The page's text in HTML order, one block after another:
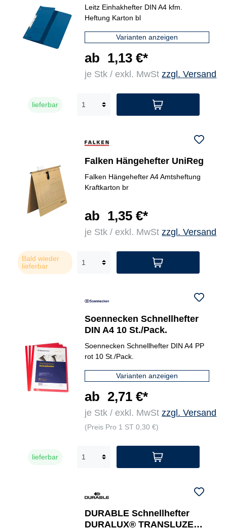
Leitz Einhakhefter DIN A4 kfm.
Heftung Karton bl
Varianten anzeigen
ab 1,13 €*
je Stk / exkl. MwStzzgl. Versand
lieferbar
Falken Hängehefter UniReg
Falken Hängehefter A4 Amtsheftung
Kraftkarton br
ab 1,35 €*
je Stk / exkl. MwStzzgl. Versand
Bald wieder
lieferbar
Soennecken Schnellhefter
DIN A4 10 St./Pack.
Soennecken Schnellhefter DIN A4 PP
rot 10 St./Pack.
Varianten anzeigen
ab 2,71 €*
je Stk / exkl. MwStzzgl. Versand
(Preis Pro 1 ST 0,30 €)
lieferbar
DURABLE Schnellhefter
DURALUX® TRANSLUZENT